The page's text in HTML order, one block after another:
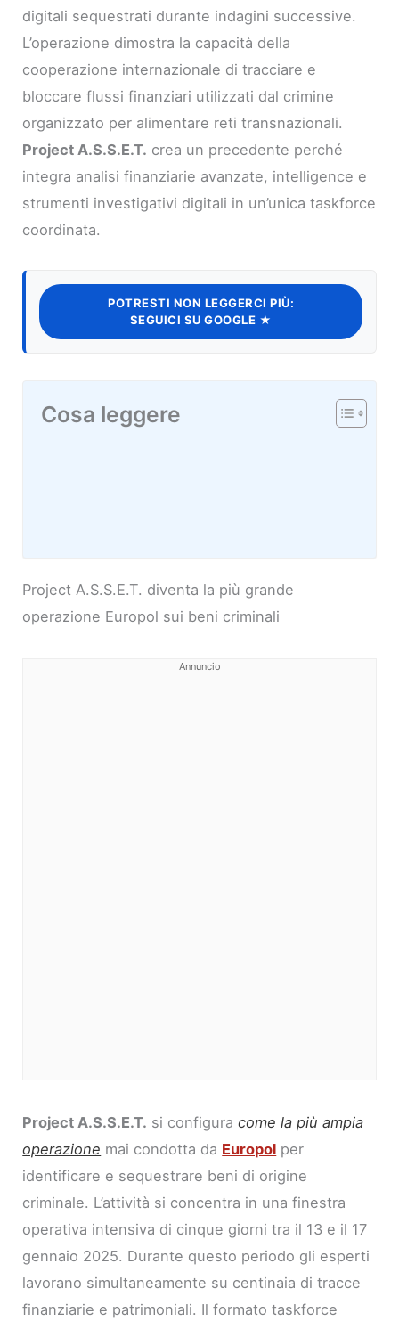
digitali sequestrati durante indagini successive.
L’operazione dimostra la capacità della
cooperazione internazionale di tracciare e
bloccare flussi finanziari utilizzati dal crimine
organizzato per alimentare reti transnazionali.
Project A.S.S.E.T. crea un precedente perché
integra analisi finanziarie avanzate, intelligence e
strumenti investigativi digitali in un’unica taskforce
coordinata.
POTRESTI NON LEGGERCI PIÙ:
SEGUICI SU GOOGLE ★
Cosa leggere
Project A.S.S.E.T. diventa la più grande
operazione Europol sui beni criminali
Annuncio
Project A.S.S.E.T. si configuracome la più ampia
operazione mai condotta da Europol per
identificare e sequestrare beni di origine
criminale. L’attività si concentra in una finestra
operativa intensiva di cinque giorni tra il 13 e il 17
gennaio 2025. Durante questo periodo gli esperti
lavorano simultaneamente su centinaia di tracce
finanziarie e patrimoniali. Il formato taskforce